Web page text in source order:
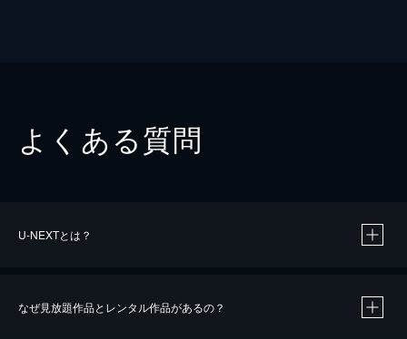
よくある質問
U-NEXTとは？
なぜ見放題作品とレンタル作品があるの？